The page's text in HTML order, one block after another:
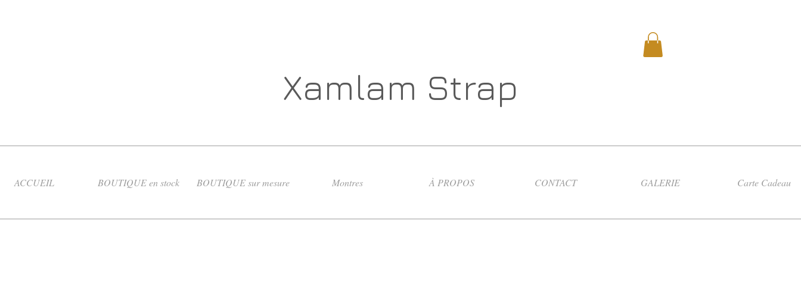
Xamlam Strap
ACCUEIL BOUTIQUE en stock BOUTIQUE sur mesure Montres À PROPOS CONTACT GALERIE Carte Cadeau